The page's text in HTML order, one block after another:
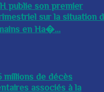
publie son premier
sur la situation
en Ha�...
millions de décès
associés à la